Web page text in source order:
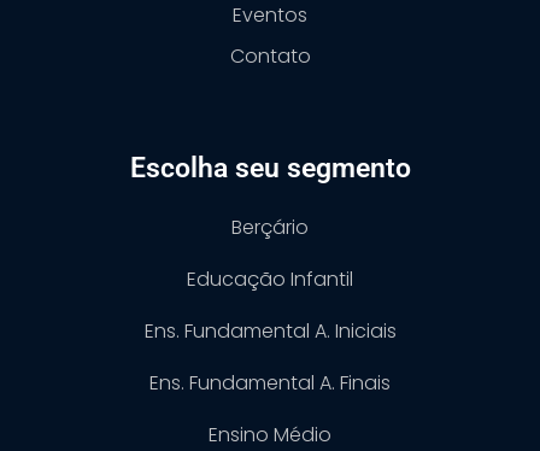
Eventos
Contato
Escolha seu segmento
Berçário
Educação Infantil
Ens. Fundamental A. Iniciais
Ens. Fundamental A. Finais
Ensino Médio